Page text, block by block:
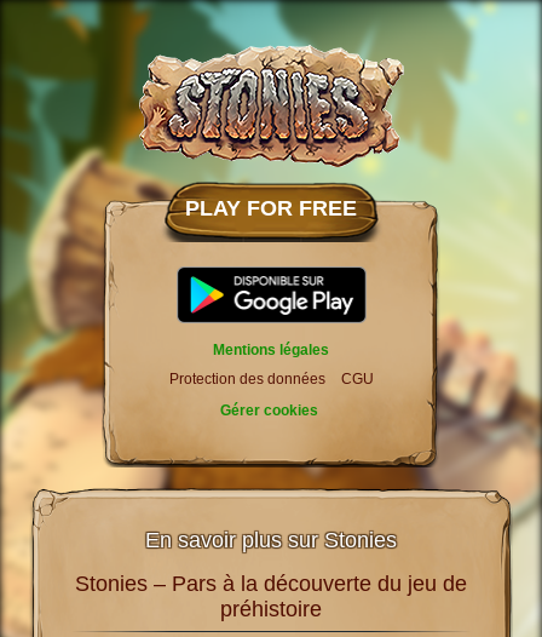
PLAY FOR FREE
Mentions légales
Protection des données
CGU
Gérer cookies
En savoir plus sur Stonies
avec
Stonies – Pars à la découverte du jeu de
préhistoire